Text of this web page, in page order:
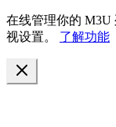
在线管理你的 M3U
视设置。
了解功能